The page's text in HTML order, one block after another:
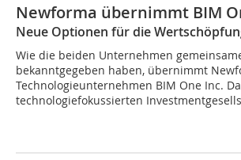
Newforma übernimmt BIM
Neue Optionen für die
Wie die beiden Unternehmen
bekanntgegeben haben, übernimmt
Technologieunternehmen BIM One Inc.
technologiefokussierten